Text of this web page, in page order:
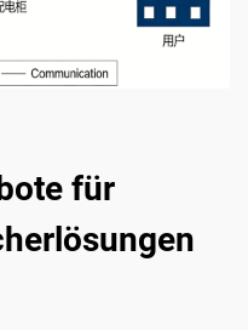
für